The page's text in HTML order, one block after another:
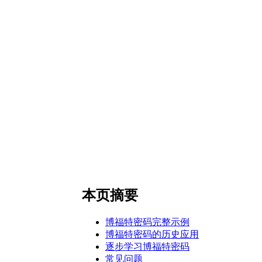
本页摘要
博福特密码完整示例
博福特密码的历史应用
逐步学习博福特密码
常见问题